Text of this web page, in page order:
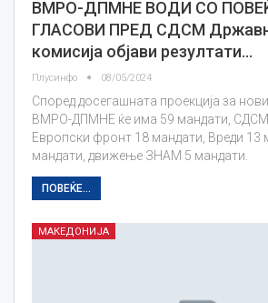
ВМРО-ДПМНЕ ВОДИ СО
ГЛАСОВИ ПРЕД СДСМ
комисија објави резултати…
Плусинфо 08/05/2024
Според досегашната проекција за
ВМРО-ДПМНЕ ќе има 59 мандати, СДСМ
Европски фронт 18 мандати, Вреди 13
мандати, движење ЗНАМ 5 мандати.
ПОВЕЌЕ...
МАКЕДОНИЈА